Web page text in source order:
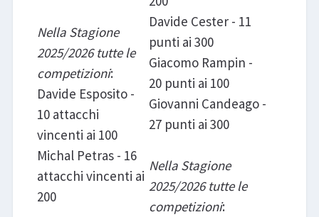
Nella Stagione
2025/2026 tutte le
competizioni:
Davide Esposito -
10 attacchi
vincenti ai 100
Michal Petras - 16
attacchi vincenti ai
200
Davide Cester - 11
punti ai 300
Giacomo Rampin -
20 punti ai 100
Giovanni Candeago -
27 punti ai 300
Nella Stagione
2025/2026 tutte le
competizioni: